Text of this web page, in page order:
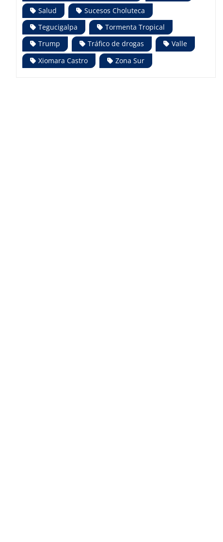
Salud
Sucesos Choluteca
Tegucigalpa
Tormenta Tropical
Trump
Tráfico de drogas
Valle
Xiomara Castro
Zona Sur